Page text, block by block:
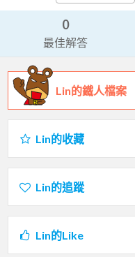
0
最佳解答
Lin的鐵人檔案
Lin的收藏
Lin的追蹤
Lin的Like